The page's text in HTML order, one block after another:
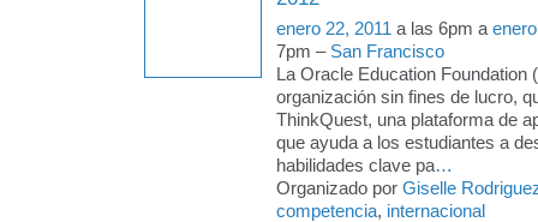
enero 22, 2011 a las 6pm a
7pm – San Francisco
La Oracle Education Foundation
organización sin fines de lucro,
ThinkQuest, una plataforma de
que ayuda a los estudiantes a
habilidades clave pa…
Organizado por Giselle
competencia, internacional